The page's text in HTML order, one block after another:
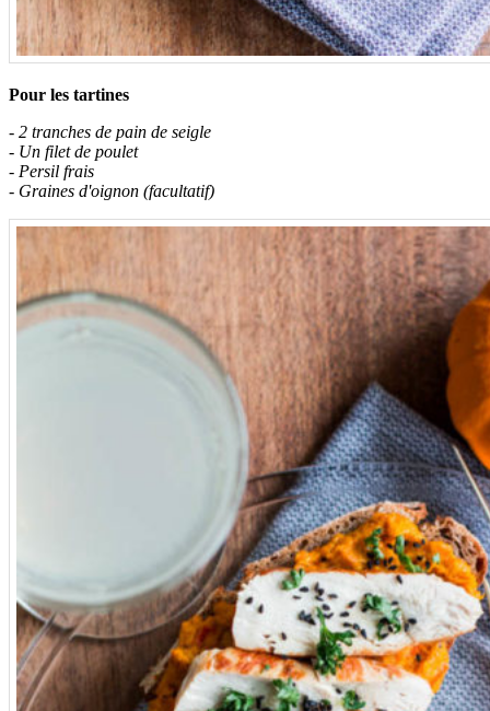
Pour les tartines
- 2 tranches de pain de seigle
- Un filet de poulet
- Persil frais
- Graines d'oignon (facultatif)